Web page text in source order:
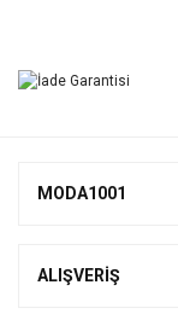
MODA1001
ALIŞVERİŞ